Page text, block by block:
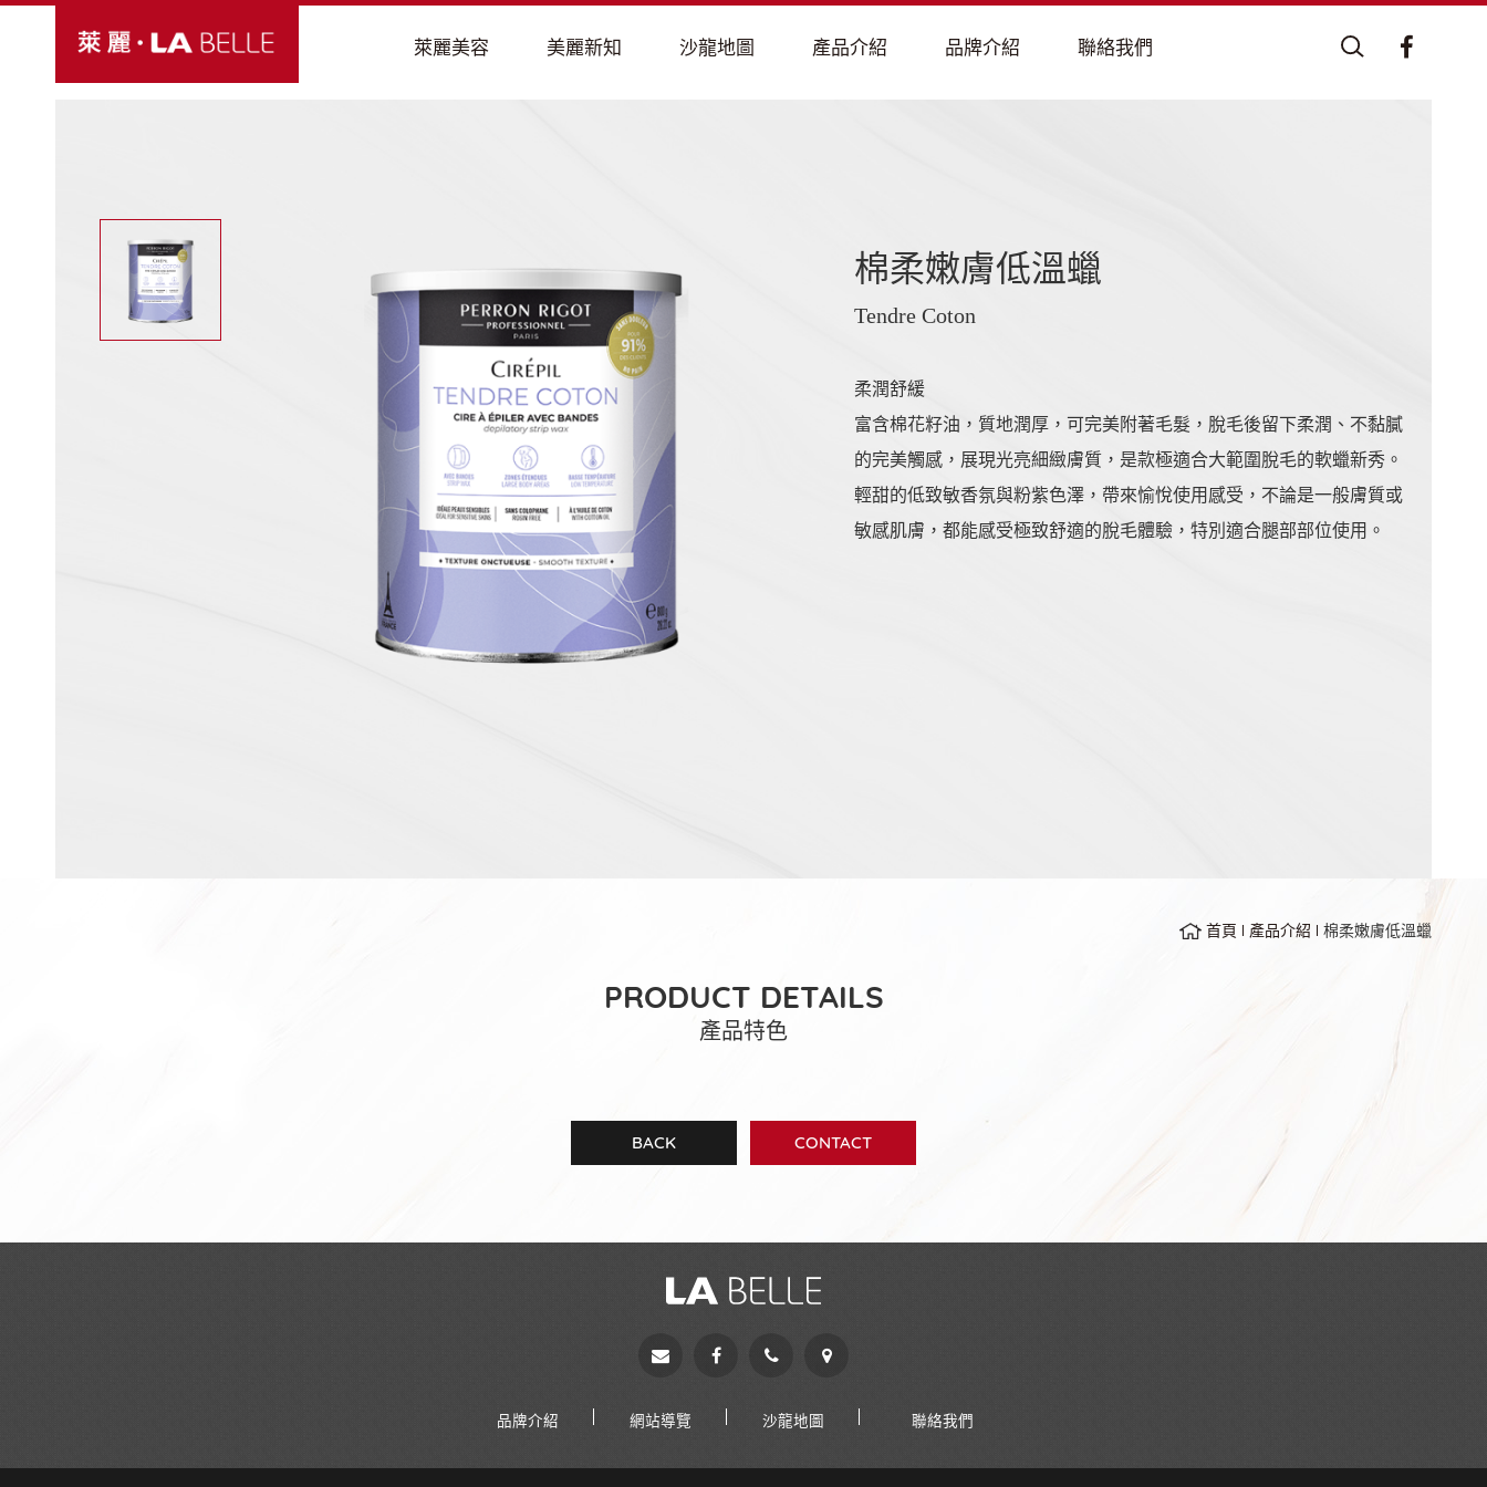
棉柔嫩膚低溫蠟
Tendre Coton
柔潤舒緩
富含棉花籽油，質地潤厚，可完美附著毛髮，脫毛後留下柔潤、不黏膩
的完美觸感，展現光亮細緻膚質，是款極適合大範圍脫毛的軟蠟新秀。
輕甜的低致敏香氛與粉紫色澤，帶來愉悅使用感受，不論是一般膚質或
敏感肌膚，都能感受極致舒適的脫毛體驗，特別適合腿部部位使用。
首頁 產品介紹 棉柔嫩膚低溫蠟
PRODUCT DETAILS
產品特色
BACK CONTACT
品牌介紹 網站導覽 沙龍地圖 聯絡我們